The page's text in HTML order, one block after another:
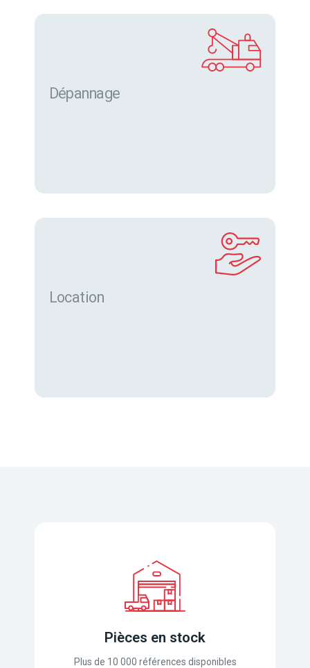
Dépannage
Location
Pièces en stock
Plus de 10 000 références disponibles